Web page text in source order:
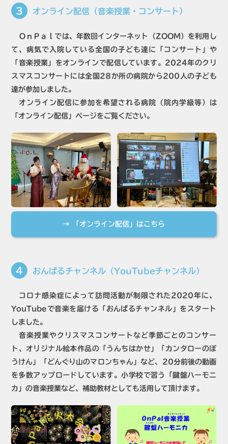
3 オンライン配信（音楽授業・コンサート）
ＯｎＰａｌでは、年数回インターネット（ZOOM）を利用し
て、病気で入院している全国の子ども達に「コンサート」や
「音楽授業」をオンラインで配信しています。2024年のクリ
スマスコンサートには全国28か所の病院から200人の子ども
達が参加しました。
オンライン配信に参加を希望される病院（院内学級等）は
「オンライン配信」ページをご覧ください。
→ 「オンライン配信」はこちら
4 おんぱるチャンネル（YouTubeチャンネル）
コロナ感染症によって訪問活動が制限された2020年に、
YouTubeで音楽を届ける「おんぱるチャンネル」をスタート
しました。
音楽授業やクリスマスコンサートなど季節ごとのコンサー
ト、オリジナル絵本作品の「うんちはかせ」「カンタローのぼ
うけん」「どんぐり山のマロンちゃん」など、20分前後の動画
を多数アップロードしています。小学校で習う「鍵盤ハーモニ
カ」の音楽授業など、補助教材としても活用して頂けます。